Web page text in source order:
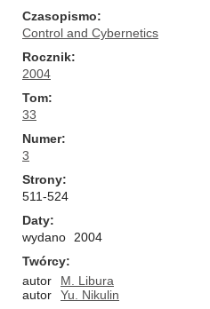
Czasopismo
Control and Cybernetics
Rocznik
2004
Tom
33
Numer
3
Strony
511-524
Daty
wydano
2004
Twórcy
autor
M. Libura
autor
Yu. Nikulin